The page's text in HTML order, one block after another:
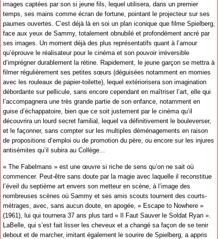
images captées par son si jeune fils, lequel utilisera, dans un premier
temps, ses mains comme écran de fortune, pointant le projecteur sur ses
paumes ouvertes. C’est déjà là en soi un plan iconique que filme Spielberg,
face aux yeux de Sammy, totalement obnubilé et profondément ancré par
ses images. Un moment déjà des plus représentatifs quant à l’amour
qu’éprouve le réalisateur pour le cinéma et son pouvoir irréversible
d’imprégner durablement la rétine. Rapidement, le jeune garçon se mettra à
filmer régulièrement ses petites sœurs (déguisées notamment en momies
avec les rouleaux de papier-toilette), lequel extériorisera son imagination
débordante sur pellicule, sans encore cependant en maîtriser l’art, elle qui
l’accompagnera une très grande partie de son enfance, notamment en
guise d’échappatoire, bien que ce soit justement par le cinéma qu’il
découvrira un lourd secret familial, lequel va définitivement le bouleverser,
et le façonner, sans compter sur les multiples déménagements en raison
de propositions d’emploi ou de promotion du père, ou encore sur les injures
antisémites qu’il subira au Collège...
« The Fabelmans » est une œuvre si riche de sens qu’on ne sait où
commencer. Peut-être sans doute par la magie avec laquelle il reconstitue
l’éveil du septième art envers son metteur en scène, à l’image des
nombreuses scènes où Sammy et ses amis scouts tournent des courts-
métrages, avec, sans aucun doute, en apogée, « Escape to Nowhere »
(1961), lui qui tournera 37 ans plus tard « Il Faut Sauver le Soldat Ryan ».
LaBelle, qui s’est fait lisser les cheveux et a changé sa façon de se tenir
debout et de marcher, imitant également le sourire de Spielberg, a appris